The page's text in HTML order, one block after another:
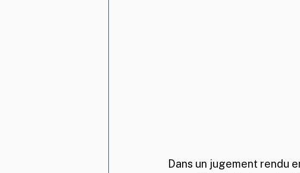
Dans un jugement rendu